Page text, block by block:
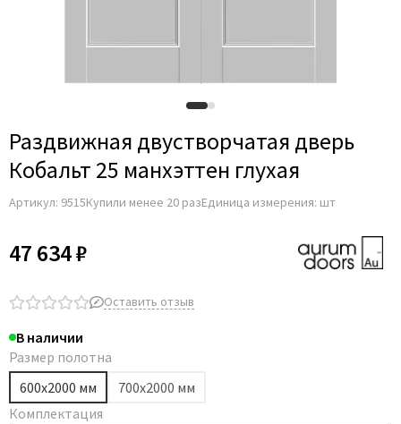
Раздвижная двустворчатая дверь
Кобальт 25 манхэттен глухая
Артикул: 9515Купили менее 20 разЕдиница измерения: шт
47 634 ₽
Оставить отзыв
В наличии
Размер полотна
600х2000 мм
700х2000 мм
Комплектация